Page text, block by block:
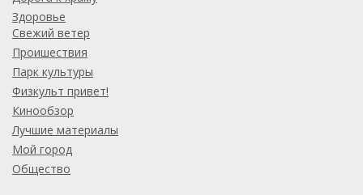
Здоровье
Свежий ветер
Проишествия
Парк культуры
Физкульт привет!
Кинообзор
Лучшие материалы
Мой город
Общество